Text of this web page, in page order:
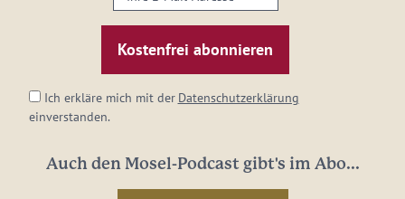
E-
Mail-
Adresse:
Ich erkläre mich mit der Datenschutzerklärung
einverstanden.
Auch den Mosel-Podcast gibt's im Abo...